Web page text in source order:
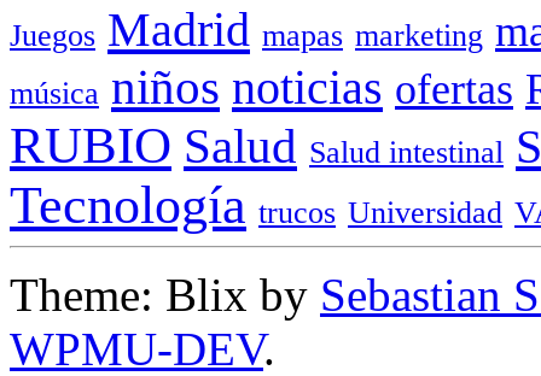
Juegos Madrid mapas marketing
música niños noticias ofertas
RUBIO Salud Salud intestinal
Tecnología trucos Universidad
Theme: Blix by Sebastian
WPMU-DEV.